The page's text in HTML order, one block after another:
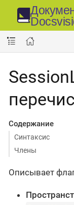
Содержание
Синтаксис
Члены
Описывает